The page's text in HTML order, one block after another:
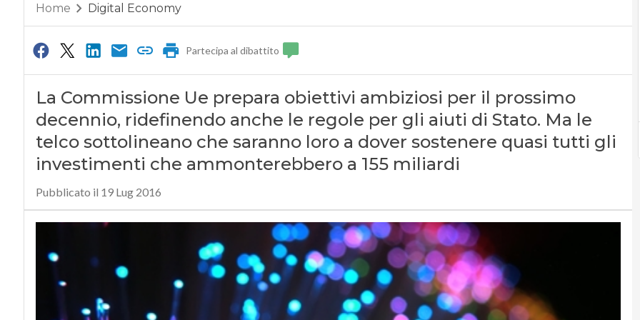
Home Digital Economy
Partecipa al dibattito
La Commissione Ue prepara obiettivi ambiziosi per il prossimo
decennio, ridefinendo anche le regole per gli aiuti di Stato. Ma le
telco sottolineano che saranno loro a dover sostenere quasi tutti gli
investimenti che ammonterebbero a 155 miliardi
Pubblicato il 19 Lug 2016